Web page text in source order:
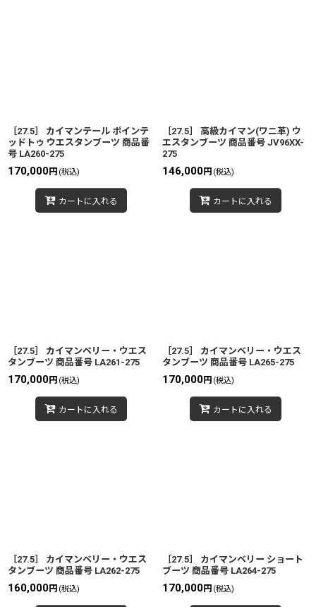
［27.5］ カイマンテール ポインテ
ッドトゥ ウエスタンブーツ 商品番
号 LA260-275
170,000円 (税込)
カートに入れる
［27.5］ 高級カイマン(ワニ革) ウ
エスタンブーツ 商品番号 JV96XX-
275
146,000円 (税込)
カートに入れる
［27.5］ カイマンベリー・ウエス
タンブーツ 商品番号 LA261-275
170,000円 (税込)
カートに入れる
［27.5］ カイマンベリー・ウエス
タンブーツ 商品番号 LA265-275
170,000円 (税込)
カートに入れる
［27.5］ カイマンベリー・ウエス
タンブーツ 商品番号 LA262-275
160,000円 (税込)
［27.5］ カイマンベリー ショート
ブーツ 商品番号 LA264-275
170,000円 (税込)